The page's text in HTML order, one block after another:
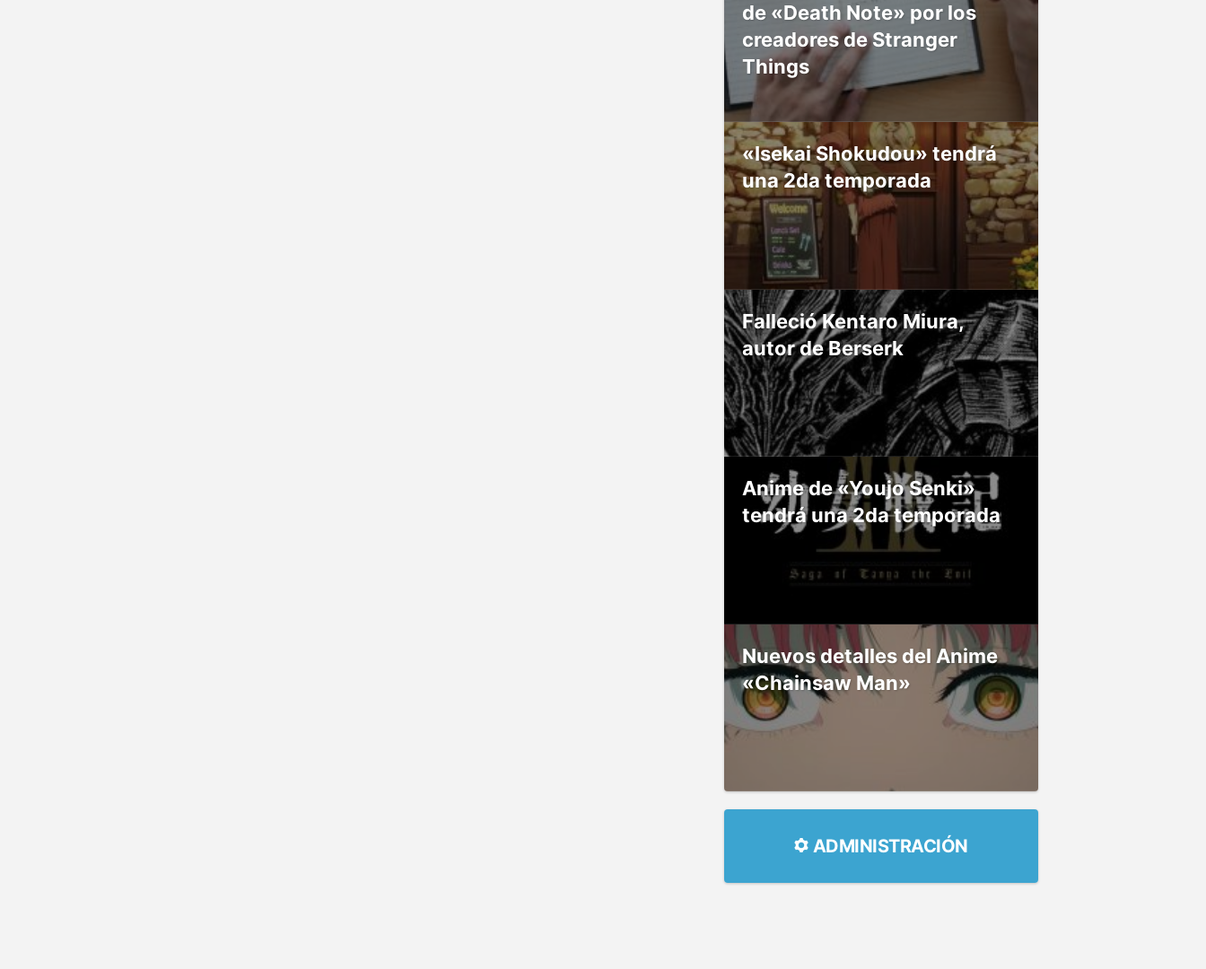
de «Death Note» por los
creadores de Stranger
Things
«Isekai Shokudou» tendrá
una 2da temporada
Falleció Kentaro Miura,
autor de Berserk
Anime de «Youjo Senki»
tendrá una 2da temporada
Nuevos detalles del Anime
«Chainsaw Man»
ADMINISTRACIÓN